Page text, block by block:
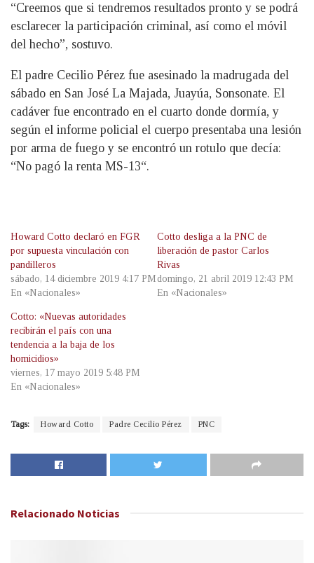
“Creemos que si tendremos resultados pronto y se podrá
esclarecer la participación criminal, así como el móvil
del hecho”, sostuvo.
El padre Cecilio Pérez fue asesinado la madrugada del
sábado en San José La Majada, Juayúa, Sonsonate. El
cadáver fue encontrado en el cuarto donde dormía, y
según el informe policial el cuerpo presentaba una lesión
por arma de fuego y se encontró un rotulo que decía:
“No pagó la renta MS-13“.
Howard Cotto declaró en FGR
por supuesta vinculación con
pandilleros
sábado, 14 diciembre 2019 4:17 PM
En «Nacionales»
Cotto desliga a la PNC de
liberación de pastor Carlos
Rivas
domingo, 21 abril 2019 12:43 PM
En «Nacionales»
Cotto: «Nuevas autoridades
recibirán el país con una
tendencia a la baja de los
homicidios»
viernes, 17 mayo 2019 5:48 PM
En «Nacionales»
Tags: Howard Cotto Padre Cecilio Pérez PNC
Relacionado Noticias